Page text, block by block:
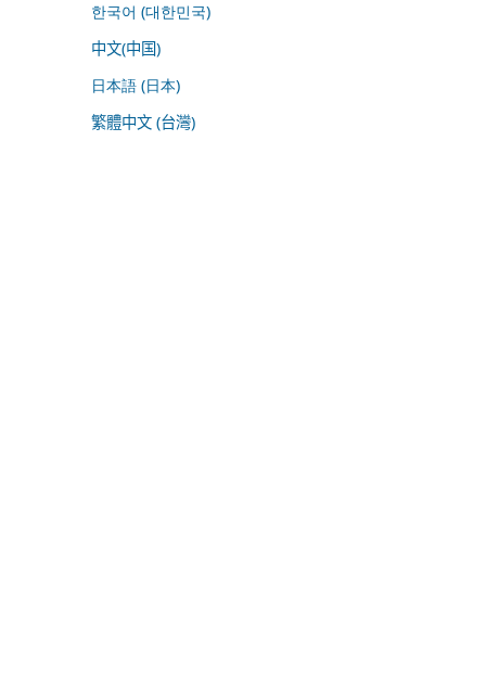
한국어 (대한민국)
中文(中国)
日本語 (日本)
繁體中文 (台灣)